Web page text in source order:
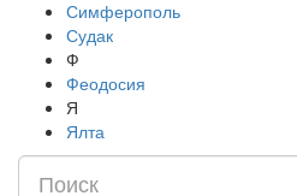
Симферополь
Судак
Ф
Феодосия
Я
Ялта